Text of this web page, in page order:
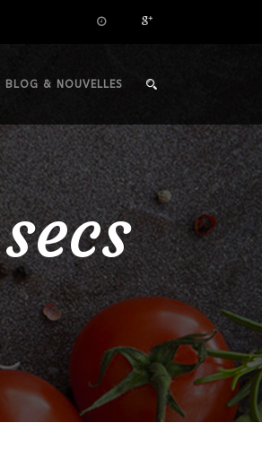
BLOG & NOUVELLES